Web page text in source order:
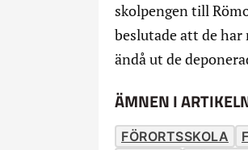
skolpengen till
beslutade att de
ändå ut de
ÄMNEN I
FÖRORTSSKOLA